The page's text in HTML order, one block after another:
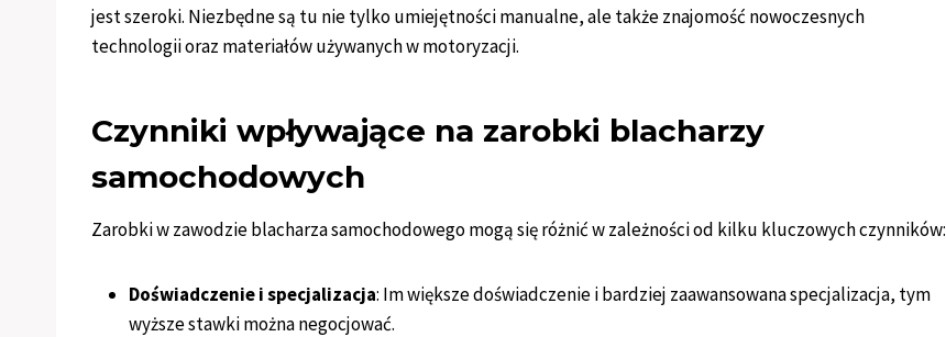
jest szeroki. Niezbędne są tu nie tylko umiejętności manualne, ale także znajomość nowoczesnych
technologii oraz materiałów używanych w motoryzacji.
Czynniki wpływające na zarobki blacharzy
samochodowych
Zarobki w zawodzie blacharza samochodowego mogą się różnić w zależności od kilku kluczowych czynników:
Doświadczenie i specjalizacja: Im większe doświadczenie i bardziej zaawansowana specjalizacja, tym
wyższe stawki można negocjować.